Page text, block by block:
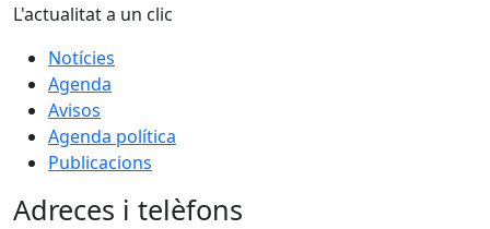
L'actualitat a un clic
Notícies
Agenda
Avisos
Agenda política
Publicacions
Adreces i telèfons